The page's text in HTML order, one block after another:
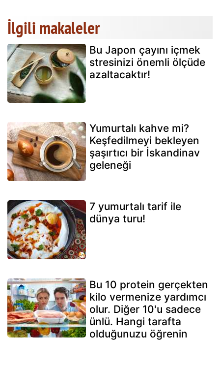
İlgili makaleler
Bu Japon çayını içmek
stresinizi önemli ölçüde
azaltacaktır!
Yumurtalı kahve mi?
Keşfedilmeyi bekleyen
şaşırtıcı bir İskandinav
geleneği
7 yumurtalı tarif ile
dünya turu!
Bu 10 protein gerçekten
kilo vermenize yardımcı
olur. Diğer 10'u sadece
ünlü. Hangi tarafta
olduğunuzu öğrenin